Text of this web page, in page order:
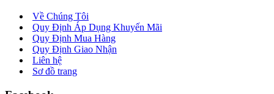
Về Chúng Tôi
Quy Định Áp Dụng Khuyến Mãi
Quy Định Mua Hàng
Quy Định Giao Nhận
Liên hệ
Sơ đồ trang